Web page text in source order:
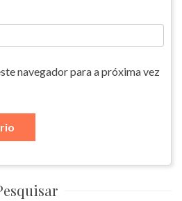
navegador para a próxima vez